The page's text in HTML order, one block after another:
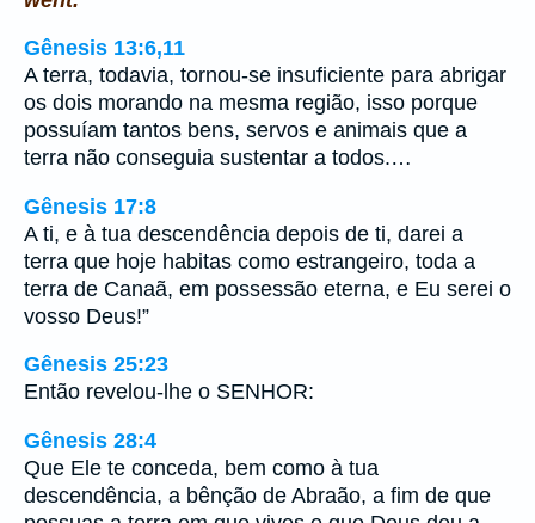
Gênesis 13:6,11
A terra, todavia, tornou-se insuficiente para abrigar
os dois morando na mesma região, isso porque
possuíam tantos bens, servos e animais que a
terra não conseguia sustentar a todos.…
Gênesis 17:8
A ti, e à tua descendência depois de ti, darei a
terra que hoje habitas como estrangeiro, toda a
terra de Canaã, em possessão eterna, e Eu serei o
vosso Deus!”
Gênesis 25:23
Então revelou-lhe o SENHOR:
Gênesis 28:4
Que Ele te conceda, bem como à tua
descendência, a bênção de Abraão, a fim de que